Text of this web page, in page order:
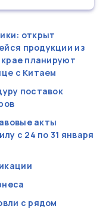
открыт
продукции из
планируют
с Китаем
поставок
акты
с 24 по 31 января
с рядом